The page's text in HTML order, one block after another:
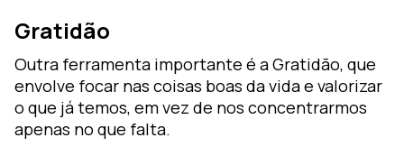
Gratidão
Outra ferramenta importante é a Gratidão, que
envolve focar nas coisas boas da vida e valorizar
o que já temos, em vez de nos concentrarmos
apenas no que falta.